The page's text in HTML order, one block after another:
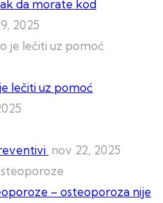
da morate kod
2025
lečiti uz pomoć
nov 22, 2025
– osteoporoza nije